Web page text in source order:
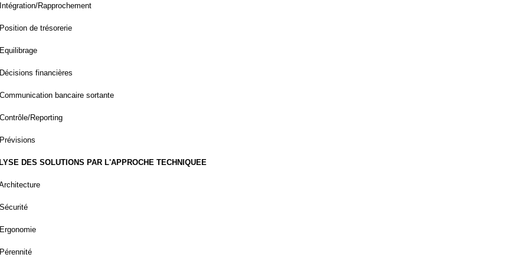
Rapprochement
de trésorerie
financières
bancaire sortante
Reporting
DES SOLUTIONS PAR L'APPROCHE TECHNIQUEE